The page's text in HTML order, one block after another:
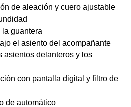
de aleación y cuero ajustable
la guantera
el asiento del acompañante
asientos delanteros y los
con pantalla digital y filtro de
de automático